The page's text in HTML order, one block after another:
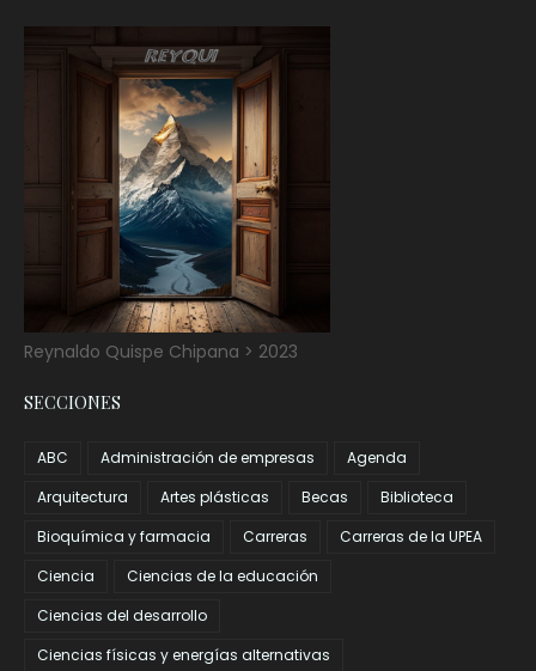
Reynaldo Quispe Chipana > 2023
SECCIONES
ABC Administración de empresas
Agenda
Arquitectura
Artes plásticas Becas
Biblioteca
Bioquímica y farmacia
Carreras
Carreras de la UPEA
Ciencia
Ciencias de la educación
Ciencias del desarrollo
Ciencias físicas y energías alternativas